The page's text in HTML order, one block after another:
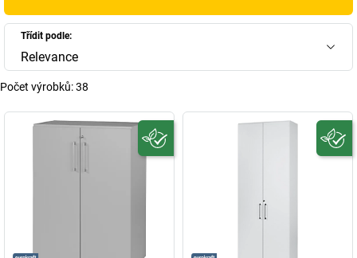
Třídit podle:
Relevance
Počet výrobků:38